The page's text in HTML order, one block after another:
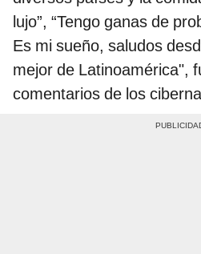
lujo”, “Tengo ganas de
Es mi sueño, saludos
mejor de Latinoamérica",
comentarios de los